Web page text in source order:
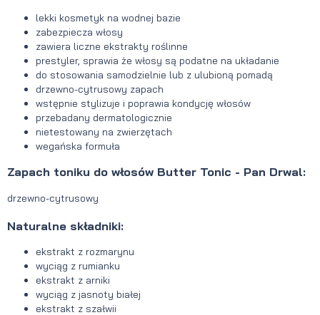
lekki kosmetyk na wodnej bazie
zabezpiecza włosy
zawiera liczne ekstrakty roślinne
prestyler, sprawia że włosy są podatne na układanie
do stosowania samodzielnie lub z ulubioną pomadą
drzewno-cytrusowy zapach
wstępnie stylizuje i poprawia kondycję włosów
przebadany dermatologicznie
nietestowany na zwierzętach
wegańska formuła
Zapach toniku do włosów Butter Tonic - Pan Drwal:
drzewno-cytrusowy
Naturalne składniki:
ekstrakt z rozmarynu
wyciąg z rumianku
ekstrakt z arniki
wyciąg z jasnoty białej
ekstrakt z szałwii